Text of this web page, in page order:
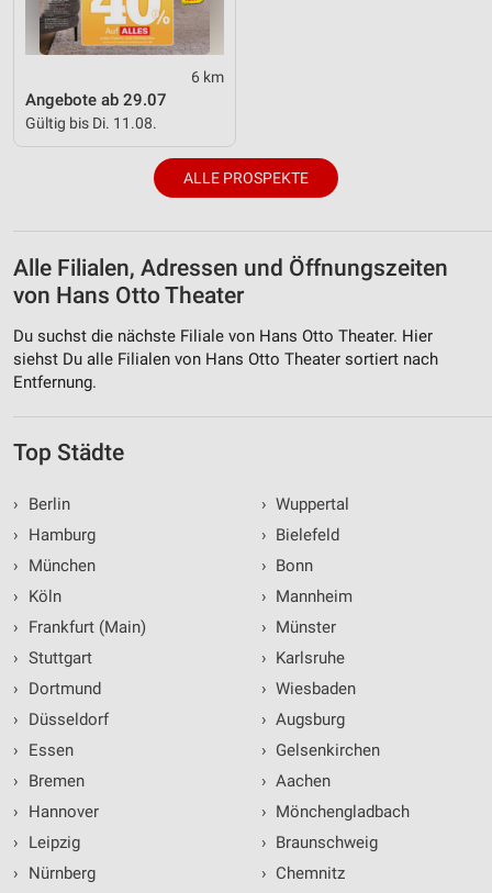
6 km
Angebote ab 29.07
Gültig bis Di. 11.08.
ALLE PROSPEKTE
Alle Filialen, Adressen und Öffnungszeiten
von Hans Otto Theater
Du suchst die nächste Filiale von Hans Otto Theater. Hier
siehst Du alle Filialen von Hans Otto Theater sortiert nach
Entfernung.
Top Städte
›
Berlin
›
Hamburg
›
München
›
Köln
›
Frankfurt (Main)
› Stuttgart
›
Dortmund
›
Düsseldorf
›
Essen
›
Bremen
›
Hannover
›
Leipzig
›
Nürnberg
› Wuppertal
› Bielefeld
› Bonn
› Mannheim
› Münster
› Karlsruhe
› Wiesbaden
› Augsburg
› Gelsenkirchen
› Aachen
› Mönchengladbach
› Braunschweig
› Chemnitz